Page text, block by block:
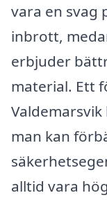
vara en svag
inbrott,
erbjuder
material. Ett
man kan
alltid vara